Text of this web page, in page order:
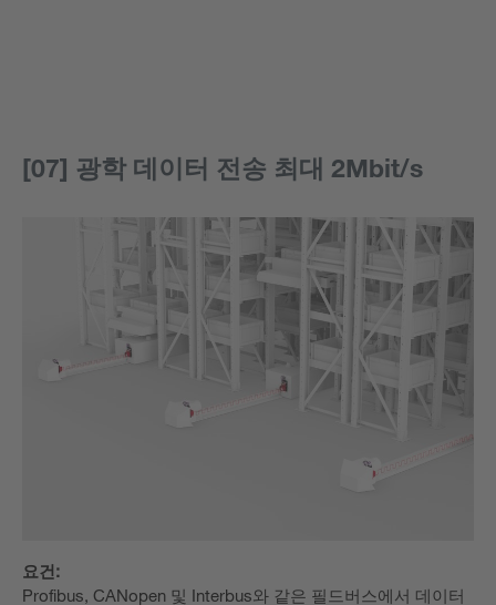
[07] 광학 데이터 전송 최대 2Mbit/s
요건:
Profibus, CANopen 및 Interbus와 같은 필드버스에서 데이터